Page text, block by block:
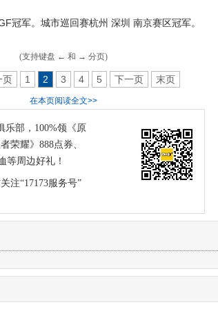
冠军。城市巡回赛杭州 深圳 南京赛区冠军。
(支持键盘 ← 和 → 分页)
页 1 2 3 4 5 下一页 末页
在本页阅读全文>>
乐部，100%领《原
荣耀》888点券、
等周边好礼！
注“17173服务号”